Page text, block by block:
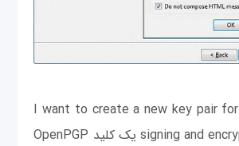
با انتخاب گزینه I want to create a new key pair for
signing and encrypting my email یک کلید OpenPGP